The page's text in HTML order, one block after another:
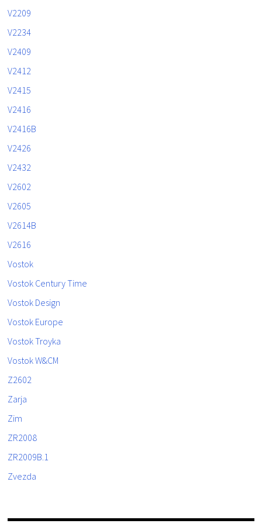
V2209
V2234
V2409
V2412
V2415
V2416
V2416B
V2426
V2432
V2602
V2605
V2614B
V2616
Vostok
Vostok Century Time
Vostok Design
Vostok Europe
Vostok Troyka
Vostok W&CM
Z2602
Zarja
Zim
ZR2008
ZR2009B.1
Zvezda